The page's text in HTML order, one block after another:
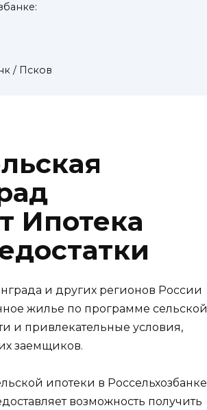
/ Псков
Ипотека
и других регионов России
жилье по программе сельской
и привлекательные условия,
заемщиков.
ипотеки в Россельхозбанке
возможность получить